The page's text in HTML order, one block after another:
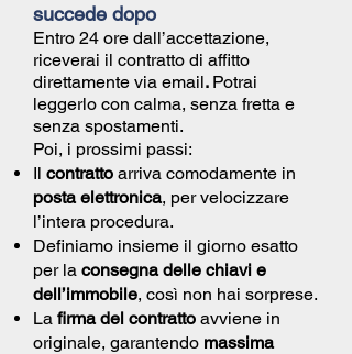
succede dopo
Entro 24 ore dall’accettazione,
riceverai il contratto di affitto
direttamente via email. Potrai
leggerlo con calma, senza fretta e
senza spostamenti.
Poi, i prossimi passi:
Il contratto arriva comodamente in
posta elettronica, per velocizzare
l’intera procedura.
Definiamo insieme il giorno esatto
per la consegna delle chiavi e
dell’immobile, così non hai sorprese.
La firma del contratto avviene in
originale, garantendo massima